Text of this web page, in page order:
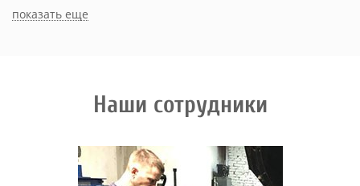
показать еще
Наши сотрудники